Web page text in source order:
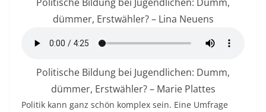
dümmer, Erstwähler? – Lina Neuens
Politische Bildung bei Jugendlichen: Dumm,
dümmer, Erstwähler? – Marie Plattes
Politik kann ganz schön komplex sein. Eine Umfrage